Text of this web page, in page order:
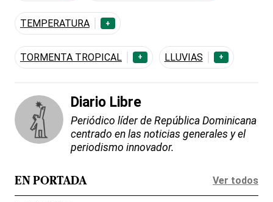
TEMPERATURA +
TORMENTA TROPICAL + LLUVIAS +
Diario Libre
Periódico líder de República Dominicana
centrado en las noticias generales y el
periodismo innovador.
EN PORTADA Ver todos